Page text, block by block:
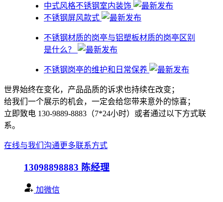
中式风格不锈钢室内装饰
不锈钢屏风款式
不锈钢材质的岗亭与铝塑板材质的岗亭区别
是什么？
不锈钢岗亭的维护和日常保养
世界始终在变化，产品品质的诉求也持续在改变；
给我们一个展示的机会，一定会给您带来意外的惊喜；
立即致电 130-9889-8883（7*24小时）或者通过以下方式联
系。
在线与我们沟通更多联系方式
13098898883 陈经理
加微信